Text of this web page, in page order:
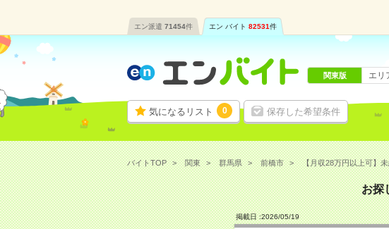
エン派遣 71454件 エン バイト 82531件
気になるリスト 0 保存した希望条件
関東版 エリ
バイトTOP 関東 群馬県 前橋市 【月収28万円以上可】
お探
掲載日 :2026/05/19